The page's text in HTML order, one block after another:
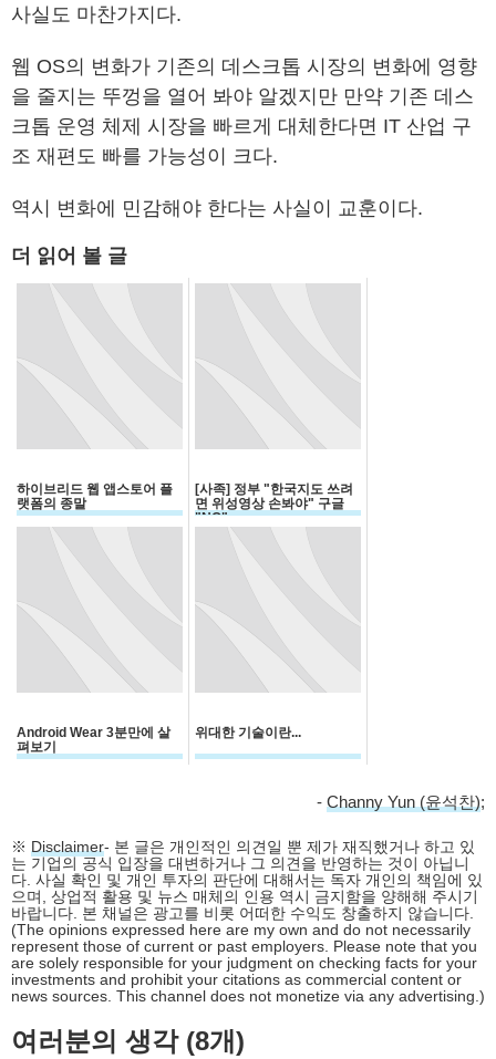
사실도 마찬가지다.
웹 OS의 변화가 기존의 데스크톱 시장의 변화에 영향
을 줄지는 뚜껑을 열어 봐야 알겠지만 만약 기존 데스
크톱 운영 체제 시장을 빠르게 대체한다면 IT 산업 구
조 재편도 빠를 가능성이 크다.
역시 변화에 민감해야 한다는 사실이 교훈이다.
더 읽어 볼 글
하이브리드 웹 앱스토어 플
랫폼의 종말
[사족] 정부 "한국지도 쓰려
면 위성영상 손봐야" 구글
"NO"
Android Wear 3분만에 살
펴보기
위대한 기술이란...
- Channy Yun (윤석찬);
※ Disclaimer- 본 글은 개인적인 의견일 뿐 제가 재직했거나 하고 있
는 기업의 공식 입장을 대변하거나 그 의견을 반영하는 것이 아닙니
다. 사실 확인 및 개인 투자의 판단에 대해서는 독자 개인의 책임에 있
으며, 상업적 활용 및 뉴스 매체의 인용 역시 금지함을 양해해 주시기
바랍니다. 본 채널은 광고를 비롯 어떠한 수익도 창출하지 않습니다.
(The opinions expressed here are my own and do not necessarily
represent those of current or past employers. Please note that you
are solely responsible for your judgment on checking facts for your
investments and prohibit your citations as commercial content or
news sources. This channel does not monetize via any advertising.)
여러분의 생각 (8개)